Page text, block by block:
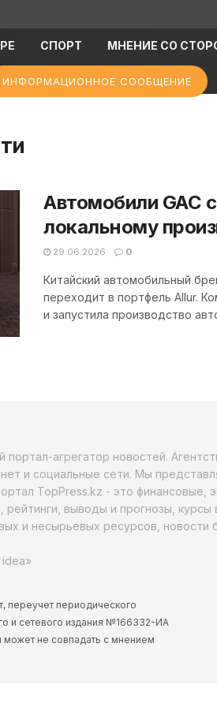
СПОРТ МНЕНИЕ СО
ИНФОРМАЦИОННОЕ СООБЩЕНИЕ
Автомобили GAC
локальному
29.06.2026 0
Китайский автомобильный
переходит в портфель Allur.
и запустила производство
портал-агрегатор новостей.
и социальные сети. Мы
TopPress.kz - это финансовые,
рейтинги, выводы и прогнозы,
и несырьевых ресурсов, новости
переучет периодического
и сетевого издания №166332-ИА
может не совпадать с мнением